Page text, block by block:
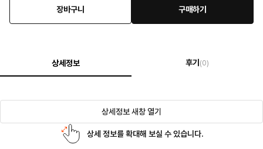
장바구니 구매하기
상세정보 후기 (0)
상세정보 새창 열기
상세 정보를 확대해 보실 수 있습니다.